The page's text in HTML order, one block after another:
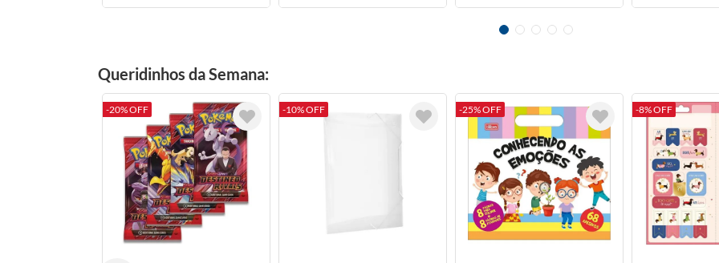
Queridinhos da Semana:
-20% OFF -10% OFF -25% OFF -8% OFF